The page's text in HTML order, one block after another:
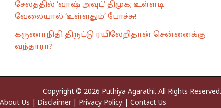
சேலத்தில் ‘வாஷ் அவுட்’ திமுக; உள்ளடி
வேலையால் ‘உள்ளதும்’ போச்சு!
கருணாநிதி திருட்டு ரயிலேறிதான் சென்னைக்கு
வந்தாரா?
Copyright © 2026 Puthiya Agarathi. All Rights Reserved.
About Us
Disclaimer| Privacy Policy Contact Us